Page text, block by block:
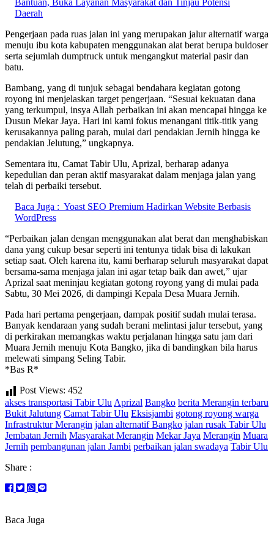
Daerah
Pengerjaan pada ruas jalan ini yang merupakan jalur alternatif warga
menuju ibu kota kabupaten menggunakan alat berat berupa buldoser
serta sejumlah dumptruck untuk mengangkut material pasir dan
batu.
Bambang, yang di tunjuk sebagai bendahara kegiatan gotong
royong ini menjelaskan target pengerjaan. “Sesuai kekuatan dana
yang terkumpul, insya Allah perbaikan ini akan mencapai hingga ke
Dusun Mekar Jaya. Hari ini kami fokus menangani titik-titik yang
kerusakannya paling parah, mulai dari pendakian Jernih hingga ke
pendakian Jelutung,” ungkapnya.
Sementara itu, Camat Tabir Ulu, Aprizal, berharap adanya
kepedulian dan peran aktif masyarakat dalam menjaga jalan yang
telah di perbaiki tersebut.
Baca Juga : Yoast SEO Premium Hadirkan Website Berbasis
WordPress
“Perbaikan jalan dengan menggunakan alat berat dan menghabiskan
dana yang cukup besar seperti ini tentunya tidak bisa di lakukan
setiap saat. Oleh karena itu, kami berharap seluruh masyarakat dapat
bersama-sama menjaga jalan ini agar tetap baik dan awet,” ujar
Aprizal saat meninjau kegiatan gotong royong yang di mulai pada
Sabtu, 30 Mei 2026, di dampingi Kepala Desa Muara Jernih.
Pada hari pertama pengerjaan, dampak positif sudah mulai terasa.
Banyak kendaraan yang sudah berani melintasi jalur tersebut, yang
di perkirakan memangkas waktu perjalanan hingga satu jam dari
Muara Jernih menuju Kota Bangko, jika di bandingkan bila harus
melewati simpang Seling Tabir.
*Bas R*
Post Views: 452
akses transportasi Tabir Ulu Aprizal Bangko berita Merangin terbaru
Bukit Jalutung Camat Tabir Ulu Eksisjambi gotong royong warga
Infrastruktur Merangin jalan alternatif Bangko jalan rusak Tabir Ulu
Jembatan Jernih Masyarakat Merangin Mekar Jaya Merangin Muara
Jernih pembangunan jalan Jambi perbaikan jalan swadaya Tabir Ulu
Share :
Baca Juga